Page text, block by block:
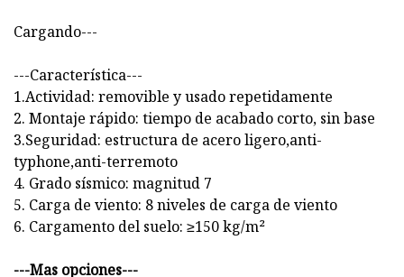
Cargando---
---Característica---
1.Actividad: removible y usado repetidamente
2. Montaje rápido: tiempo de acabado corto, sin base
3.Seguridad: estructura de acero ligero,anti-
typhone,anti-terremoto
4. Grado sísmico: magnitud 7
5. Carga de viento: 8 niveles de carga de viento
6. Cargamento del suelo: ≥150 kg/m²
---Mas opciones---